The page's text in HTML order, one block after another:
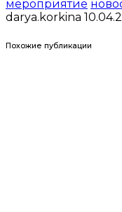
мероприятие
darya.korkina
Похожие публикации